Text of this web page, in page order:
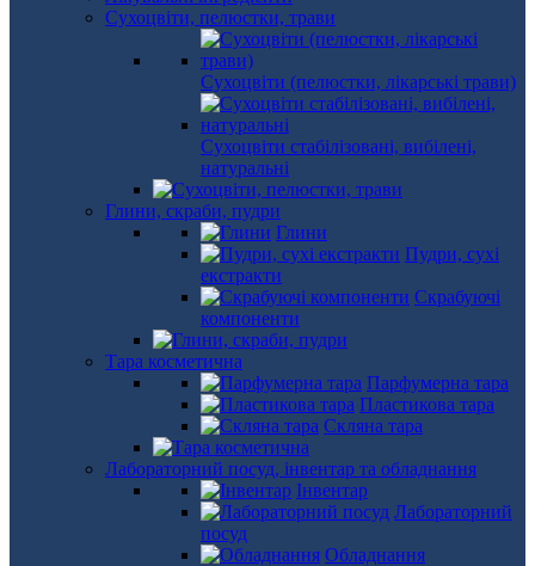
Сухоцвіти, пелюстки, трави
Сухоцвіти (пелюстки, лікарські трави)
Сухоцвіти стабілізовані, вибілені,
натуральні
Глини, скраби, пудри
Глини
Пудри, сухі
екстракти
Скрабуючі
компоненти
Тара косметична
Парфумерна тара
Пластикова тара
Скляна тара
Лабораторний посуд, інвентар та обладнання
Інвентар
Лабораторний
посуд
Обладнання